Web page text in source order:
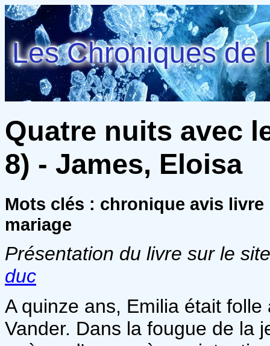
Les Chroniques de
Quatre nuits avec
8) - James, Eloisa
Mots clés : chronique avis
mariage
Présentation du livre sur le
duc
A quinze ans, Emilia était
Vander. Dans la fougue de la